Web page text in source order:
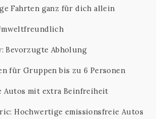
Fahrten ganz für dich allein
Bevorzugte Abholung
für Gruppen bis zu 6 Personen
Autos mit extra Beinfreiheit
Hochwertige emissionsfreie Autos